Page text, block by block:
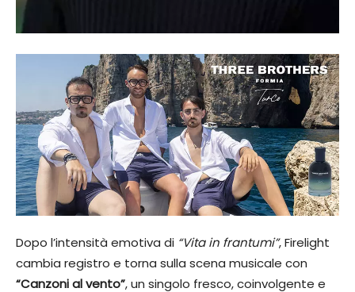
Dopo l’intensità emotiva di “Vita in frantumi”, Firelight
cambia registro e torna sulla scena musicale con
“Canzoni al vento”, un singolo fresco, coinvolgente e